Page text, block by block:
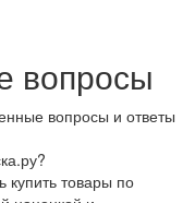
вопросы
вопросы и ответы
купить товары по